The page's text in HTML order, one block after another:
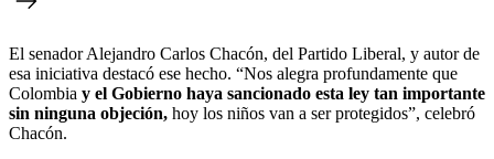
El senador Alejandro Carlos Chacón, del Partido Liberal, y autor de
esa iniciativa destacó ese hecho. “Nos alegra profundamente que
Colombia y el Gobierno haya sancionado esta ley tan importante
sin ninguna objeción, hoy los niños van a ser protegidos”, celebró
Chacón.